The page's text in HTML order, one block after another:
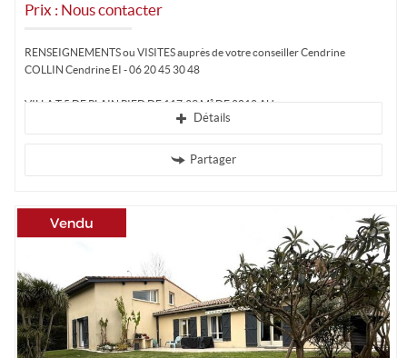
Prix : Nous contacter
RENSEIGNEMENTS ou VISITES auprès de votre conseiller Cendrine
COLLIN Cendrine EI - 06 20 45 30 48
VILLA T 5 DE PLAIN PIED DE 117.39 M² DE 2012 AU...
Détails
Partager